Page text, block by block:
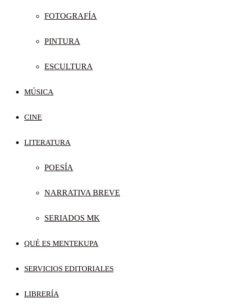
FOTOGRAFÍA
PINTURA
ESCULTURA
MÚSICA
CINE
LITERATURA
POESÍA
NARRATIVA BREVE
SERIADOS MK
QUÉ ES MENTEKUPA
SERVICIOS EDITORIALES
LIBRERÍA